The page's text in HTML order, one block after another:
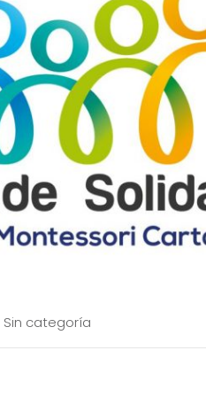
Sin categoría